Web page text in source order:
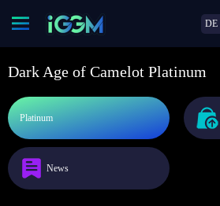
DE
Dark Age of Camelot Platinum
Platinum
News